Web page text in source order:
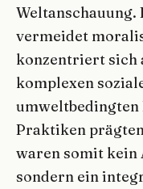
vermeidet
konzentriert sich
komplexen
umweltbedingten
Praktiken
waren somit
sondern ein